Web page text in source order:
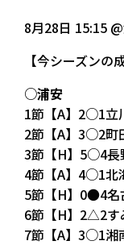
8月28日 15:15
【今シーズンの
○浦安
1節【A】2○1立
2節【A】3○2町
3節【H】5○4長
4節【A】4○1北
5節【H】0●4名
6節【H】2△2す
7節【A】3○1湘